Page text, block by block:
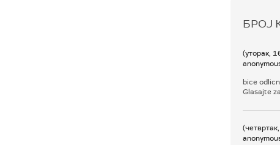
БРОЈ
(уторак,
bice
Glasajte